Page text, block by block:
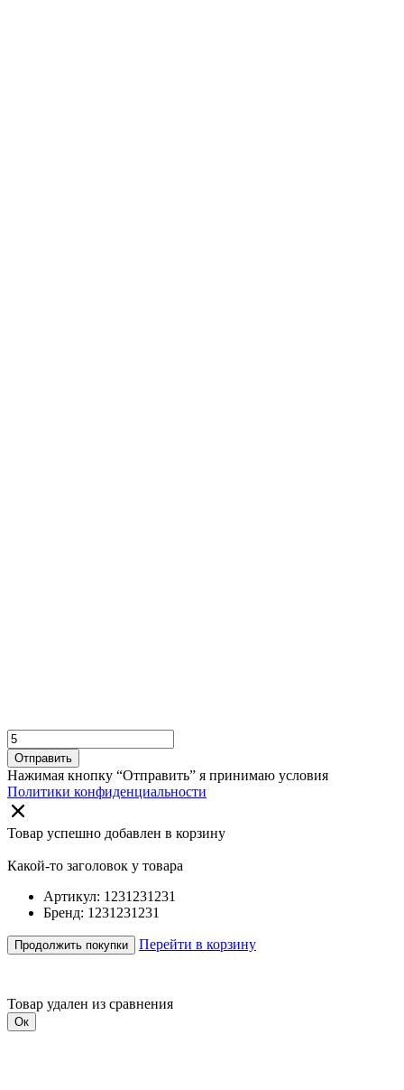
Отправить
Нажимая кнопку “Отправить” я принимаю условия
Политики конфиденциальности
Товар успешно добавлен в корзину
Какой-то заголовок у товара
Артикул: 1231231231
Бренд: 1231231231
Продолжить покупки Перейти в корзину
Товар удален из сравнения
Ок